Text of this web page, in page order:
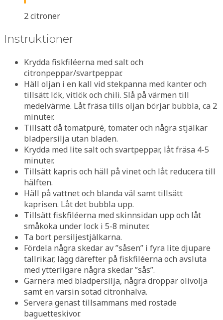
2 citroner
Instruktioner
Krydda fiskfiléerna med salt och
citronpeppar/svartpeppar.
Häll oljan i en kall vid stekpanna med kanter och
tillsätt lök, vitlök och chili. Slå på värmen till
medelvärme. Låt fräsa tills oljan börjar bubbla, ca 2
minuter.
Tillsätt då tomatpuré, tomater och några stjälkar
bladpersilja utan bladen.
Krydda med lite salt och svartpeppar, låt fräsa 4-5
minuter.
Tillsätt kapris och häll på vinet och låt reducera till
hälften.
Häll på vattnet och blanda väl samt tillsätt
kaprisen. Låt det bubbla upp.
Tillsätt fiskfiléerna med skinnsidan upp och låt
småkoka under lock i 5-8 minuter.
Ta bort persiljestjälkarna.
Fördela några skedar av ”såsen” i fyra lite djupare
tallrikar, lägg därefter på fiskfiléerna och avsluta
med ytterligare några skedar ”sås”.
Garnera med bladpersilja, några droppar olivolja
samt en varsin sotad citronhalva.
Servera genast tillsammans med rostade
baguetteskivor.